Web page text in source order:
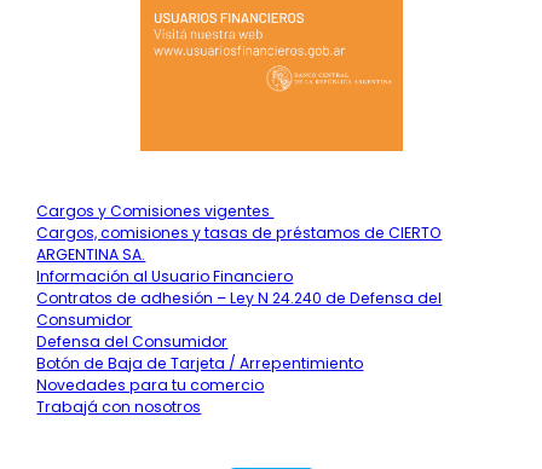
Cargos y Comisiones vigentes
Cargos, comisiones y tasas de préstamos de CIERTO
ARGENTINA SA.
Información al Usuario Financiero
Contratos de adhesión – Ley N 24.240 de Defensa del
Consumidor
Defensa del Consumidor
Botón de Baja de Tarjeta / Arrepentimiento
Novedades para tu comercio
Trabajá con nosotros